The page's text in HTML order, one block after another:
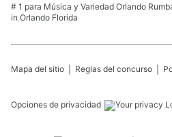
# 1 para Música y Variedad Orlando
in Orlando Florida
Mapa del sitio Reglas del concurso
Opciones de privacidad